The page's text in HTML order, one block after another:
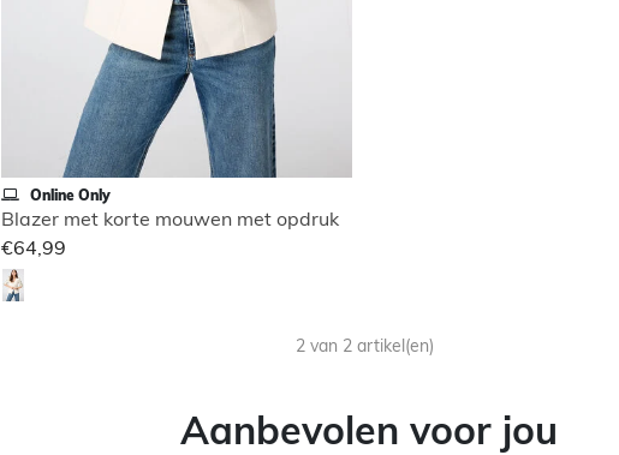
Online Only
Blazer met korte mouwen met opdruk
€64,99
2 van 2 artikel(en)
Aanbevolen voor jou